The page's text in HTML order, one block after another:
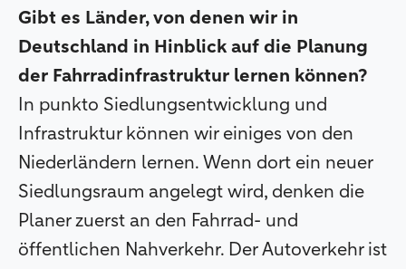
Gibt es Länder, von denen wir in
Deutschland in Hinblick auf die Planung
der Fahrradinfrastruktur lernen können?
In punkto Siedlungsentwicklung und
Infrastruktur können wir einiges von den
Niederländern lernen. Wenn dort ein neuer
Siedlungsraum angelegt wird, denken die
Planer zuerst an den Fahrrad- und
öffentlichen Nahverkehr. Der Autoverkehr ist